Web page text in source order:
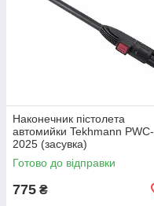
Наконечник пістолета
автомийки Tekhmann PWC-
2025 (засувка)
Готово до відправки
775 ₴